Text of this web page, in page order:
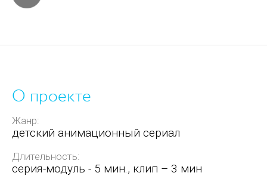
О проекте
Жанр:
детский анимационный сериал
Длительность:
серия-модуль - 5 мин., клип – 3 мин